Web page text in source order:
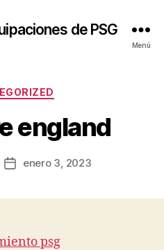
de PSG
Menú
Categorías
england
Fechaenero 3, 2023